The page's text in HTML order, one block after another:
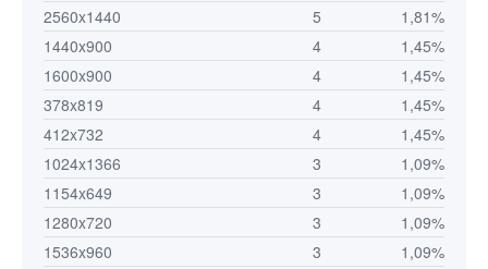
2560x1440
5
1,81%
1440x900
4
1,45%
1600x900
4
1,45%
378x819
4
1,45%
412x732
4
1,45%
1024x1366
3
1,09%
1154x649
3
1,09%
1280x720
3
1,09%
1536x960
3
1,09%